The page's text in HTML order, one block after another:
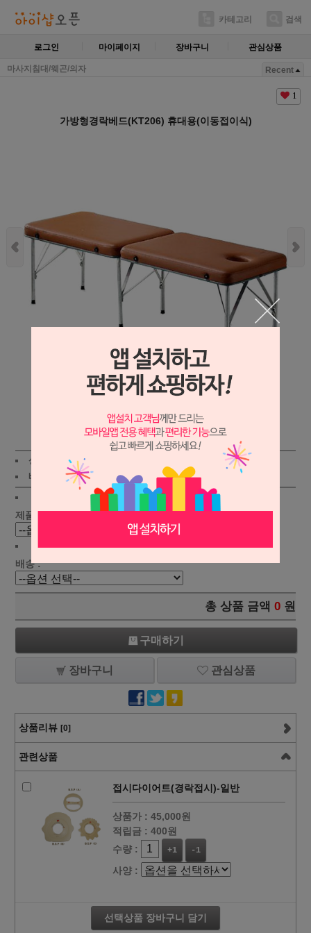
카테고리 검색
로그인 마이페이지 장바구니 관심상품
마사지침대/웨곤/의자 Recent
1
가방형경락베드(KT206) 휴대용(이동접이식)
상세보기
상품가 :
배송비 : (조건) ! 지역별 !
제품선택 :
배송 :
총 상품 금액 0 원
구매하기
장바구니 관심상품
상품리뷰 [0]
관련상품
접시다이어트(경락접시)-일반
상품가 : 45,000원
적립금 : 400원
수량 :
+1 -1
사양 :
선택상품 장바구니 담기